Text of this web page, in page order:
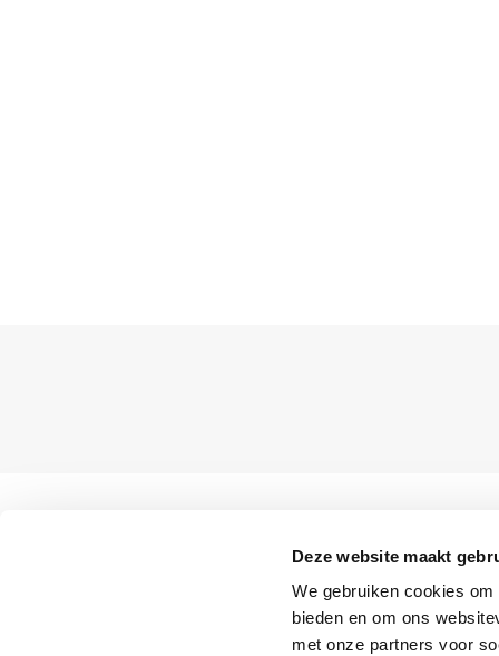
Deze website maakt
We gebruiken cookies
bieden en om ons
met onze partners voor
Bestellen
Bezorging
Betalen